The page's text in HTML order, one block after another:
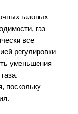
газовых
газ
все
регулировки
уменьшения
поскольку